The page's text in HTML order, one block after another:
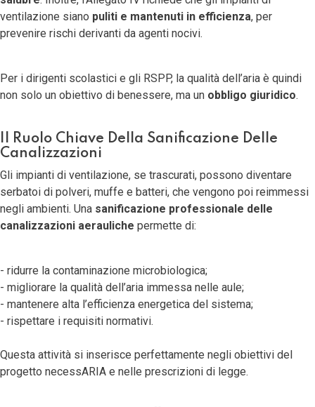
ventilazione siano puliti e mantenuti in efficienza, per
prevenire rischi derivanti da agenti nocivi.
Per i dirigenti scolastici e gli RSPP, la qualità dell’aria è quindi
non solo un obiettivo di benessere, ma un obbligo giuridico.
Il Ruolo Chiave Della Sanificazione Delle
Canalizzazioni
Gli impianti di ventilazione, se trascurati, possono diventare
serbatoi di polveri, muffe e batteri, che vengono poi reimmessi
negli ambienti. Una sanificazione professionale delle
canalizzazioni aerauliche permette di:
- ridurre la contaminazione microbiologica;
- migliorare la qualità dell’aria immessa nelle aule;
- mantenere alta l’efficienza energetica del sistema;
- rispettare i requisiti normativi.
Questa attività si inserisce perfettamente negli obiettivi del
progetto necessARIA e nelle prescrizioni di legge.